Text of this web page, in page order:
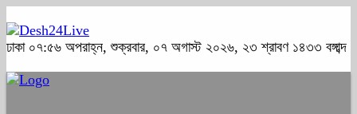
ঢাকা ০৭:৫৬ অপরাহ্ন, শুক্রবার, ০৭ অগাস্ট ২০২৬, ২৩ শ্রাবণ ১৪৩৩ বঙ্গাব্দ